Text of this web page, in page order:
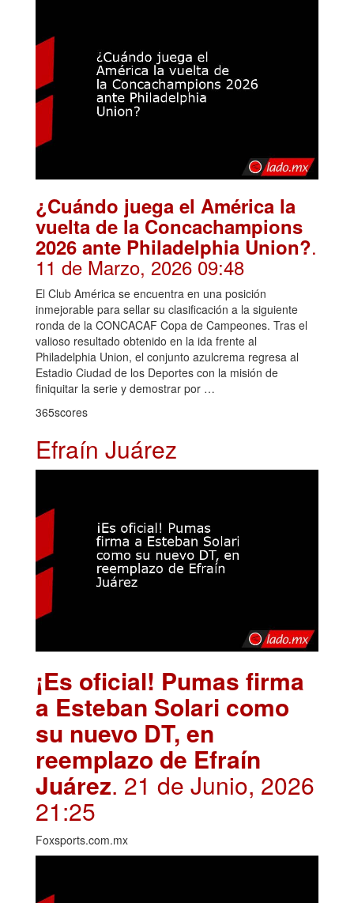
¿Cuándo juega el América la
vuelta de la Concachampions
2026 ante Philadelphia Union?.
11 de Marzo, 2026 09:48
El Club América se encuentra en una posición
inmejorable para sellar su clasificación a la siguiente
ronda de la CONCACAF Copa de Campeones. Tras el
valioso resultado obtenido en la ida frente al
Philadelphia Union, el conjunto azulcrema regresa al
Estadio Ciudad de los Deportes con la misión de
finiquitar la serie y demostrar por …
365scores
Efraín Juárez
¡Es oficial! Pumas firma
a Esteban Solari como
su nuevo DT, en
reemplazo de Efraín
Juárez. 21 de Junio, 2026
21:25
Foxsports.com.mx